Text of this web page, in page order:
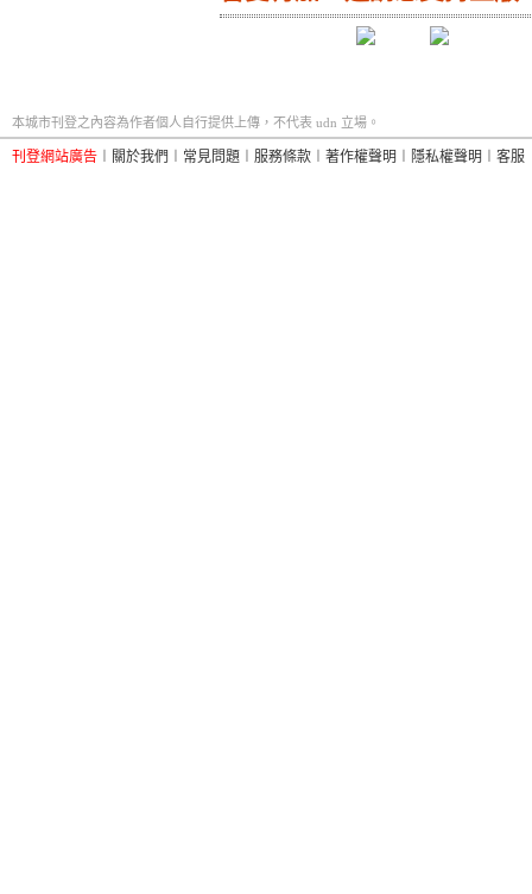
本城市刊登之內容為作者個人自行提供上傳，不代表 udn 立場。
刊登網站廣告 關於我們 常見問題 服務條款 著作權聲明 隱私權聲明 客服